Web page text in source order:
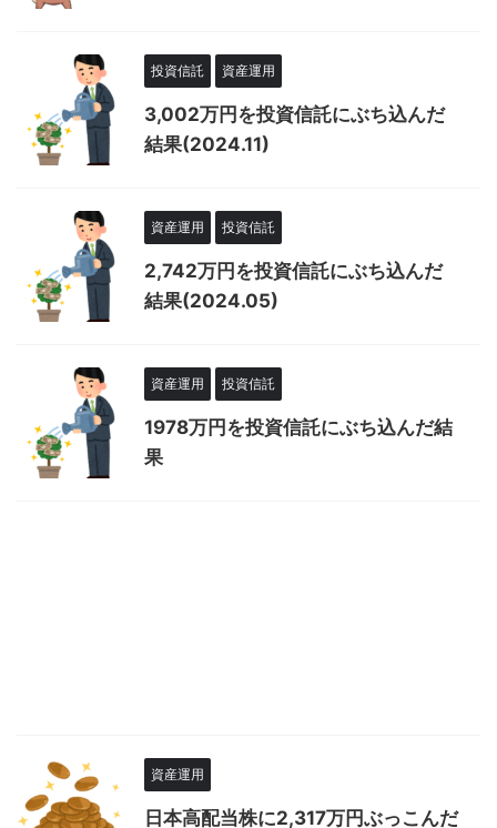
投資信託 資産運用
3,002万円を投資信託にぶち込んだ
結果(2024.11)
資産運用 投資信託
2,742万円を投資信託にぶち込んだ
結果(2024.05)
資産運用 投資信託
1978万円を投資信託にぶち込んだ結
果
資産運用
日本高配当株に2,317万円ぶっこんだ